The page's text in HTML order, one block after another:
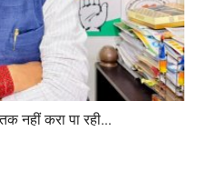
नहीं करा पा रही...